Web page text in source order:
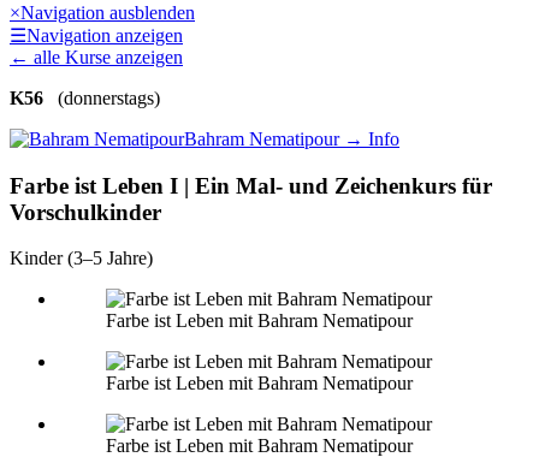
×Navigation ausblenden
☰Navigation anzeigen
← alle Kurse anzeigen
K56
(donnerstags)
Bahram Nematipour→ Info
Farbe ist Leben I | Ein Mal- und Zeichenkurs für
Vorschulkinder
Kinder (3–5 Jahre)
Farbe ist Leben mit Bahram Nematipour
Farbe ist Leben mit Bahram Nematipour
Farbe ist Leben mit Bahram Nematipour